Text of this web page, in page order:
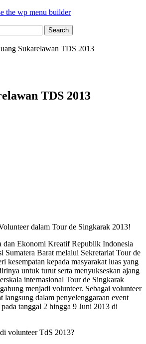
the wp menu builder
Sukarelawan TDS 2013
TDS 2013
dalam Tour de Singkarak 2013!
dan Ekonomi Kreatif Republik Indonesia
Sumatera Barat melalui Sekretariat Tour de
kesempatan kepada masyarakat luas yang
untuk turut serta menyukseskan ajang
internasional Tour de Singkarak
menjadi volunteer. Sebagai volunteer
langsung dalam penyelenggaraan event
tanggal 2 hingga 9 Juni 2013 di
volunteer TdS 2013?